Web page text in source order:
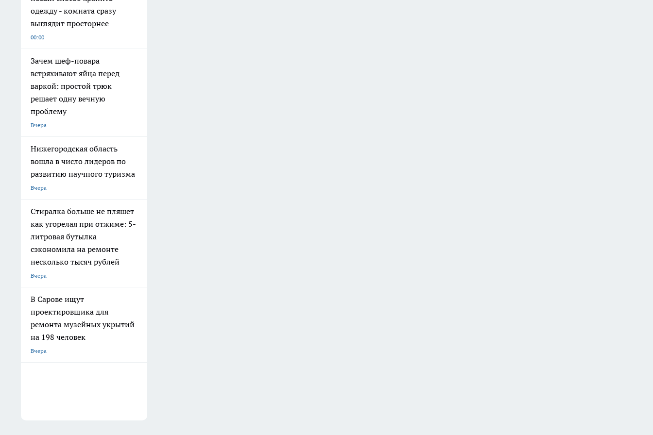
одежду - комната сразу
выглядит просторнее
00:00
Зачем шеф-повара
встряхивают яйца перед
варкой: простой трюк
решает одну вечную
проблему
Вчера
Нижегородская область
вошла в число лидеров по
развитию научного туризма
Вчера
Стиралка больше не пляшет
как угорелая при отжиме: 5-
литровая бутылка
сэкономила на ремонте
несколько тысяч рублей
Вчера
В Сарове ищут
проектировщика для
ремонта музейных укрытий
на 198 человек
Вчера